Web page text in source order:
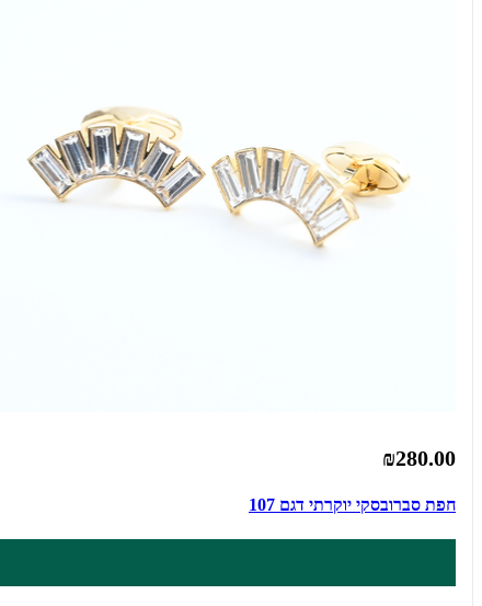
₪280.00
חפת סברובסקי יוקרתי דגם 107